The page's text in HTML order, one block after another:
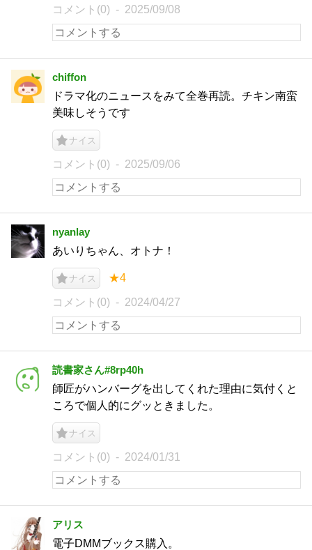
コメント(0) 2025/09/08
chiffon
ドラマ化のニュースをみて全巻再読。チキン南蛮
美味しそうです
ナイス
コメント(0) 2025/09/06
nyanlay
あいりちゃん、オトナ！
ナイス ★4
コメント(0) 2024/04/27
読書家さん#8rp40h
師匠がハンバーグを出してくれた理由に気付くと
ころで個人的にグッときました。
ナイス
コメント(0) 2024/01/31
アリス
電子DMMブックス購入。